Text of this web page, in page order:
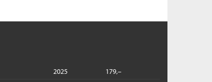
2025 179,–